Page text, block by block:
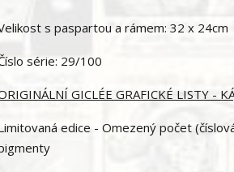
s paspartou a rámem: 32 x 24cm
série: 29/100
GICLÉE GRAFICKÉ LISTY -
edice - Omezený počet